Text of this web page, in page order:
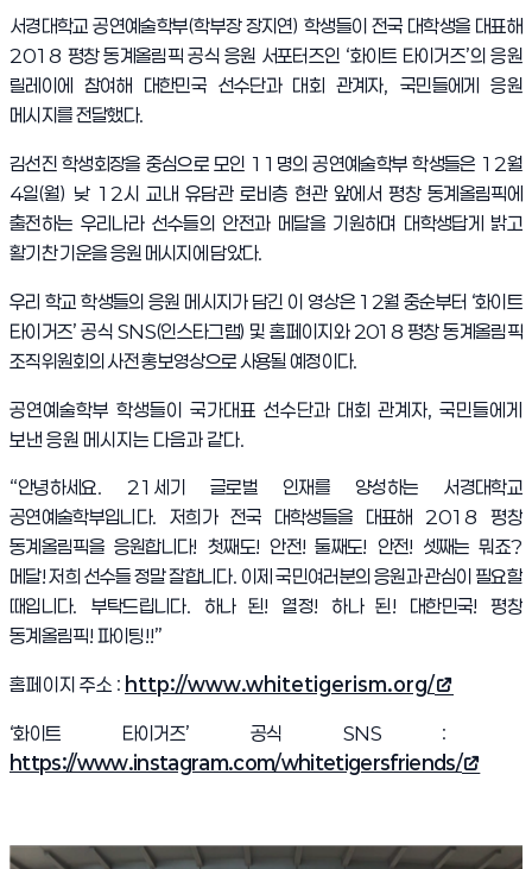
서경대학교 공연예술학부(학부장 장지연) 학생들이 전국 대학생을 대표해
2018 평창 동계올림픽 공식 응원 서포터즈인 ‘화이트 타이거즈’의 응원
릴레이에 참여해 대한민국 선수단과 대회 관계자,국민들에게 응원
메시지를 전달했다.
김선진 학생회장을 중심으로 모인 11 명의 공연예술학부 학생들은 12월
4일(월) 낮 12시 교내 유담관 로비층 현관 앞에서 평창 동계올림픽에
출전하는 우리나라 선수들의 안전과 메달을 기원하며 대학생답게 밝고
활기찬 기운을 응원 메시지에 담았다.
우리 학교 학생들의 응원 메시지가 담긴 이 영상은 12월 중순부터 ‘화이트
타이거즈’공식 SNS(인스타그램) 및 홈페이지와2018 평창 동계올림픽
조직위원회의 사전 홍보영상으로 사용될 예정이다.
공연예술학부 학생들이 국가대표 선수단과 대회 관계자, 국민들에게
보낸 응원 메시지는 다음과 같다.
“안녕하세요. 21 세기 글로벌 인재를 양성하는 서경대학교
공연예술학부입니다.저희가 전국 대학생들을 대표해2018평창
동계올림픽을 응원합니다! 첫째도!안전! 둘째도! 안전! 셋째는 뭐죠?
메달!저희 선수들 정말 잘합니다. 이제 국민여러분의 응원과 관심이 필요할
때입니다. 부탁드립니다. 하나 된!열정!하나 된! 대한민국!평창
동계올림픽! 파이팅!!”
홈페이지 주소 : http://www.whitetigerism.org/
(새 창 열림)
‘화이트 타이거즈’ 공식 SNS :
https://www.instagram.com/whitetigersfriends/
(새 창 열림)